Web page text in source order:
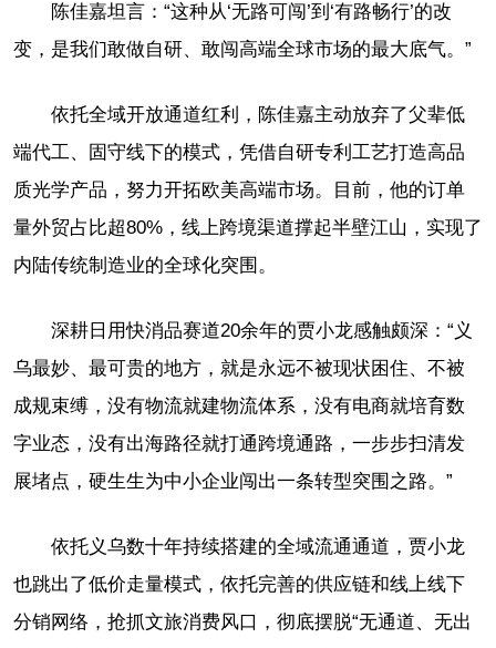
陈佳嘉坦言：“这种从‘无路可闯’到‘有路畅行’的改
变，是我们敢做自研、敢闯高端全球市场的最大底气。”
依托全域开放通道红利，陈佳嘉主动放弃了父辈低
端代工、固守线下的模式，凭借自研专利工艺打造高品
质光学产品，努力开拓欧美高端市场。目前，他的订单
量外贸占比超80%，线上跨境渠道撑起半壁江山，实现了
内陆传统制造业的全球化突围。
深耕日用快消品赛道20余年的贾小龙感触颇深：“义
乌最妙、最可贵的地方，就是永远不被现状困住、不被
成规束缚，没有物流就建物流体系，没有电商就培育数
字业态，没有出海路径就打通跨境通路，一步步扫清发
展堵点，硬生生为中小企业闯出一条转型突围之路。”
依托义乌数十年持续搭建的全域流通通道，贾小龙
也跳出了低价走量模式，依托完善的供应链和线上线下
分销网络，抢抓文旅消费风口，彻底摆脱“无通道、无出